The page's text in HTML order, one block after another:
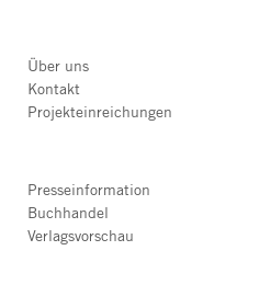
Über uns
Kontakt
Projekteinreichungen
Presseinformation
Buchhandel
Verlagsvorschau